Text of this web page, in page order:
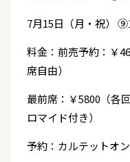
7月15日（月・祝）
料金：前売予約：￥
席自由）
最前席：￥5800（各
ロマイド付き）
予約：カルテットオ